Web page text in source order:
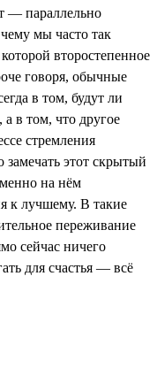
— параллельно
мы часто так
второстепенное
говоря, обычные
в том, будут ли
в том, что другое
стремления
этот скрытый
на нём
к лучшему. В такие
переживание
сейчас ничего
для счастья — всё